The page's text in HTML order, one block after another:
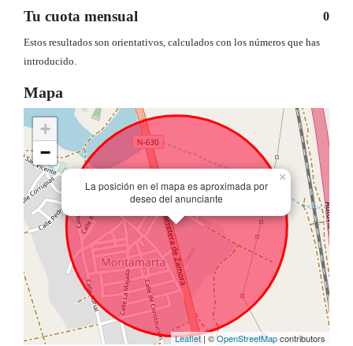
Tu cuota mensual 0
Estos resultados son orientativos, calculados con los números que has
introducido.
Mapa
La posición en el mapa es aproximada por
deseo del anunciante
×
+
−
Leaflet| ©OpenStreetMapcontributors